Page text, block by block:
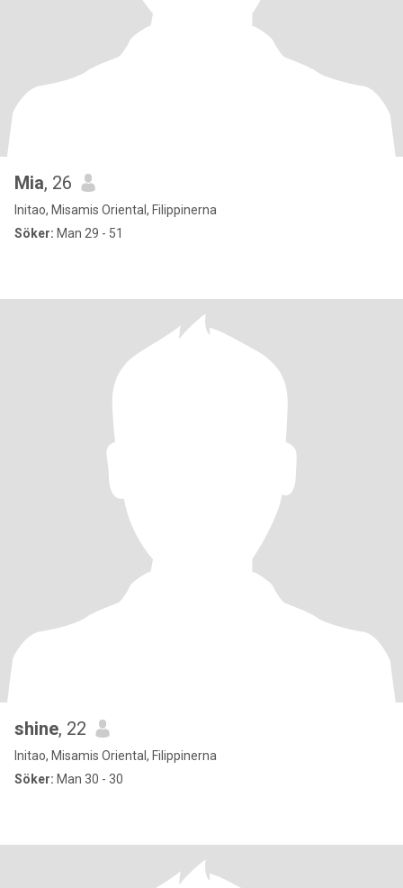
Mia, 26
Initao, Misamis Oriental, Filippinerna
Söker: Man 29 - 51
shine, 22
Initao, Misamis Oriental, Filippinerna
Söker: Man 30 - 30